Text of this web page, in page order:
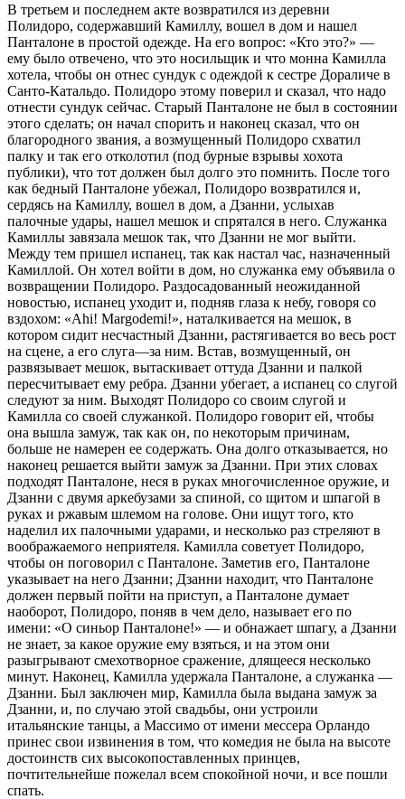
В третьем и последнем акте возвратился из деревни
Полидоро, содержавший Камиллу, вошел в дом и нашел
Панталоне в простой одежде. На его вопрос: «Кто это?» —
ему было отвечено, что это носильщик и что монна Камилла
хотела, чтобы он отнес сундук с одеждой к сестре Дораличе в
Санто-Катальдо. Полидоро этому поверил и сказал, что надо
отнести сундук сейчас. Старый Панталоне не был в состоянии
этого сделать; он начал спорить и наконец сказал, что он
благородного звания, а возмущенный Полидоро схватил
палку и так его отколотил (под бурные взрывы хохота
публики), что тот должен был долго это помнить. После того
как бедный Панталоне убежал, Полидоро возвратился и,
сердясь на Камиллу, вошел в дом, а Дзанни, услыхав
палочные удары, нашел мешок и спрятался в него. Служанка
Камиллы завязала мешок так, что Дзанни не мог выйти.
Между тем пришел испанец, так как настал час, назначенный
Камиллой. Он хотел войти в дом, но служанка ему объявила о
возвращении Полидоро. Раздосадованный неожиданной
новостью, испанец уходит и, подняв глаза к небу, говоря со
вздохом: «Ahi! Margodemi!», наталкивается на мешок, в
котором сидит несчастный Дзанни, растягивается во весь рост
на сцене, а его слуга—за ним. Встав, возмущенный, он
развязывает мешок, вытаскивает оттуда Дзанни и палкой
пересчитывает ему ребра. Дзанни убегает, а испанец со слугой
следуют за ним. Выходят Полидоро со своим слугой и
Камилла со своей служанкой. Полидоро говорит ей, чтобы
она вышла замуж, так как он, по некоторым причинам,
больше не намерен ее содержать. Она долго отказывается, но
наконец решается выйти замуж за Дзанни. При этих словах
подходят Панталоне, неся в руках многочисленное оружие, и
Дзанни с двумя аркебузами за спиной, со щитом и шпагой в
руках и ржавым шлемом на голове. Они ищут того, кто
наделил их палочными ударами, и несколько раз стреляют в
воображаемого неприятеля. Камилла советует Полидоро,
чтобы он поговорил с Панталоне. Заметив его, Панталоне
указывает на него Дзанни; Дзанни находит, что Панталоне
должен первый пойти на приступ, а Панталоне думает
наоборот, Полидоро, поняв в чем дело, называет его по
имени: «О синьор Панталоне!» — и обнажает шпагу, а Дзанни
не знает, за какое оружие ему взяться, и на этом они
разыгрывают смехотворное сражение, длящееся несколько
минут. Наконец, Камилла удержала Панталоне, а служанка —
Дзанни. Был заключен мир, Камилла была выдана замуж за
Дзанни, и, по случаю этой свадьбы, они устроили
итальянские танцы, а Массимо от имени мессера Орландо
принес свои извинения в том, что комедия не была на высоте
достоинств сих высокопоставленных принцев,
почтительнейше пожелал всем спокойной ночи, и все пошли
спать.